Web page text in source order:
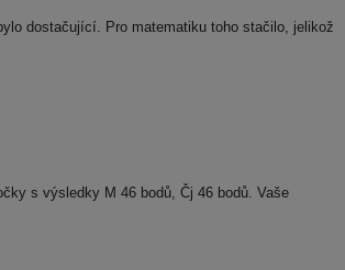
dostačující. Pro matematiku toho stačilo, jelikož
s výsledky M 46 bodů, Čj 46 bodů. Vaše